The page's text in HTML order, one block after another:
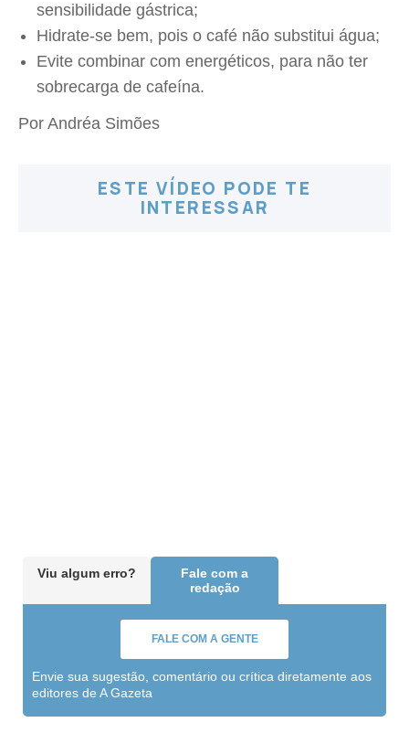
sensibilidade gástrica;
Hidrate-se bem, pois o café não substitui água;
Evite combinar com energéticos, para não ter
sobrecarga de cafeína.
Por Andréa Simões
ESTE VÍDEO PODE TE
INTERESSAR
Viu algum erro?
Fale com a
redação
FALE COM A GENTE
Envie sua sugestão, comentário ou crítica diretamente aos
editores de A Gazeta